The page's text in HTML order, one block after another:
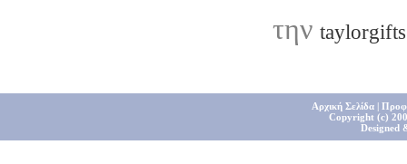
την
Αρχική Σελίδα|
Copyright (c)
Designed